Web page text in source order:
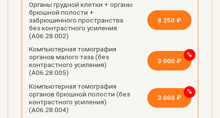
Органы грудной клетки + органы
брюшной полости +
забрюшинного пространства
без контрастного усиления
(А06.28.002)
8 250 ₽
Компьютерная томография
органов малого таза (без
контрастного усиления)
(А06.28.005)
3 000 ₽
Компьютерная томография
органов брюшной полости (без
контрастного усиления)
(А06.28.004)
3 000 ₽